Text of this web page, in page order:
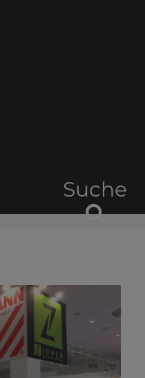
Suche